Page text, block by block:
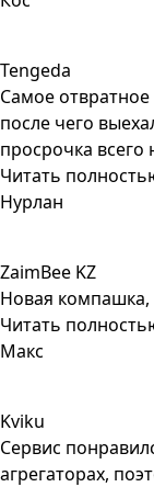
Tengeda
Самое
после чего
просрочка всего
Читать
Нурлан
ZaimBee KZ
Новая
Читать
Макс
Kviku
Сервис
агрегаторах,